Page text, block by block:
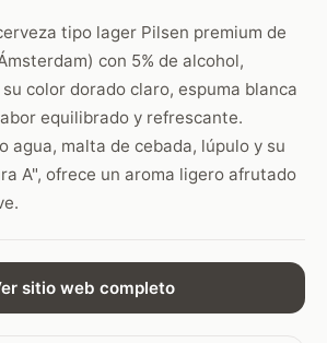
tipo lager Pilsen premium de
con 5% de alcohol,
color dorado claro, espuma blanca
equilibrado y refrescante.
agua, malta de cebada, lúpulo y su
A", ofrece un aroma ligero afrutado
sitio web completo